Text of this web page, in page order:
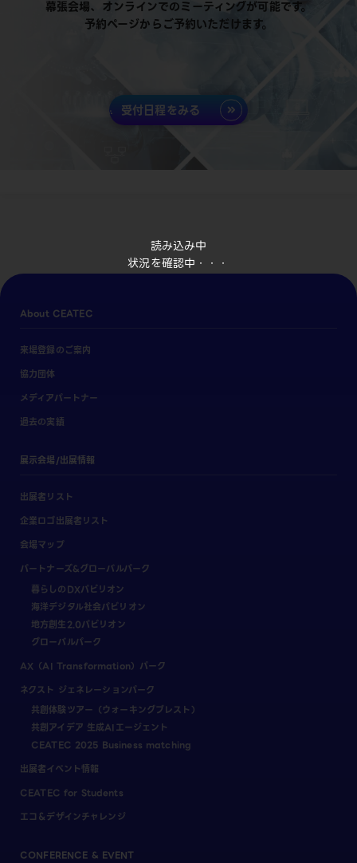
読み込み中
状況を確認中・・・
幕張会場、オンラインでのミーティングが可能です。
予約ページからご予約いただけます。
受付日程をみる
About CEATEC
来場登録のご案内
協力団体
メディアパートナー
過去の実績
展示会場/出展情報
出展者リスト
企業ロゴ出展者リスト
会場マップ
パートナーズ&グローバルパーク
暮らしのDXパビリオン
海洋デジタル社会パビリオン
地方創生2.0パビリオン
グローバルパーク
AX（AI Transformation）パーク
ネクスト ジェネレーションパーク
共創体験ツアー（ウォーキングブレスト）
共創アイデア 生成AIエージェント
CEATEC 2025 Business matching
出展者イベント情報
CEATEC for Students
エコ＆デザインチャレンジ
CONFERENCE & EVENT